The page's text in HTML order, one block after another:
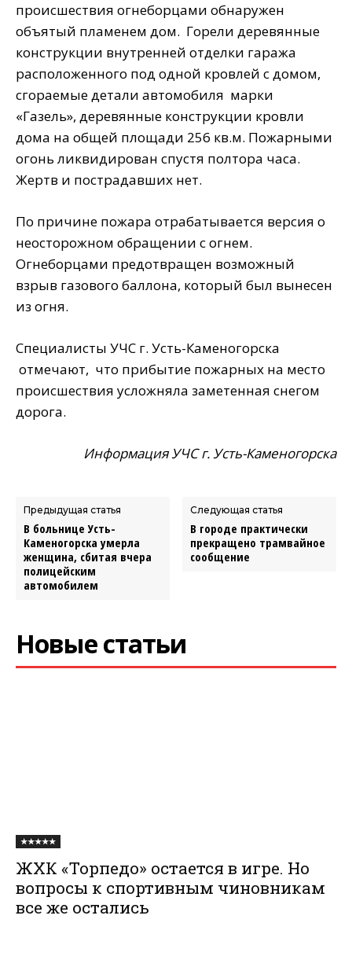
происшествия огнеборцами обнаружен
объятый пламенем дом. Горели деревянные
конструкции внутренней отделки гаража
расположенного под одной кровлей с домом,
сгораемые детали автомобиля марки
«Газель», деревянные конструкции кровли
дома на общей площади 256 кв.м. Пожарными
огонь ликвидирован спустя полтора часа.
Жертв и пострадавших нет.
По причине пожара отрабатывается версия о
неосторожном обращении с огнем.
Огнеборцами предотвращен возможный
взрыв газового баллона, который был вынесен
из огня.
Специалисты УЧС г. Усть-Каменогорска
отмечают, что прибытие пожарных на место
происшествия усложняла заметенная снегом
дорога.
Информация УЧС г. Усть-Каменогорска
Предыдущая статья
В больнице Усть-
Каменогорска умерла
женщина, сбитая вчера
полицейским
автомобилем
Следующая статья
В городе практически
прекращено трамвайное
сообщение
Новые статьи
★★★★★
ЖХК «Торпедо» остается в игре. Но
вопросы к спортивным чиновникам
все же остались